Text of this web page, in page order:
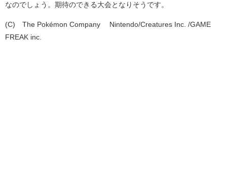
なのでしょう。期待のできる大会となりそうです。
(C)©The Pokémon Company ©Nintendo/Creatures Inc. /GAME
FREAK inc.